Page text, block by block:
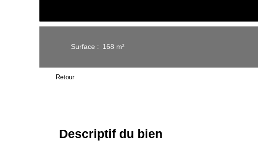
Surface : 168 m²
Retour
Descriptif du bien